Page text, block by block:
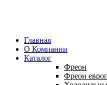
Главная
О Компании
Каталог
Фреон
Фреон